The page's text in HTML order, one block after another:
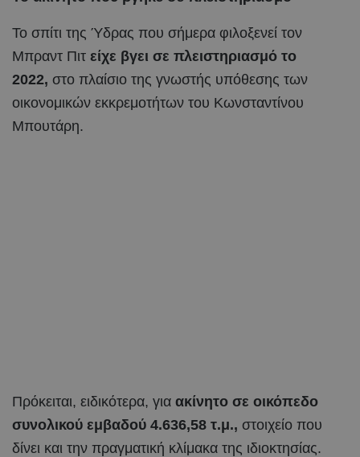
Το σπίτι της Ύδρας που σήμερα φιλοξενεί τον
Μπραντ Πιτ είχε βγει σε πλειστηριασμό το
2022, στο πλαίσιο της γνωστής υπόθεσης των
οικονομικών εκκρεμοτήτων του Κωνσταντίνου
Μπουτάρη.
Πρόκειται, ειδικότερα, για ακίνητο σε οικόπεδο
συνολικού εμβαδού 4.636,58 τ.μ., στοιχείο που
δίνει και την πραγματική κλίμακα της ιδιοκτησίας.